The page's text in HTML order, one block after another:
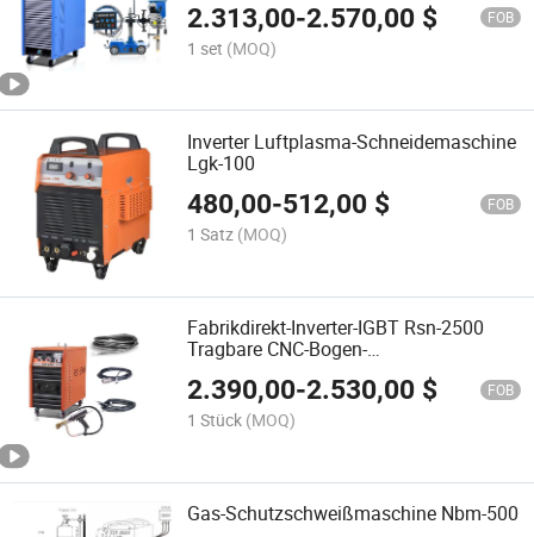
3pH 380V mit MMA- und
Abtragungsfunktion
2.313,00-2.570,00 $ FOB
1 set (MOQ)
Inverter Luftplasma-Schneidemaschine
Lgk-100
480,00-512,00 $ FOB
1 Satz (MOQ)
Fabrikdirekt-Inverter-IGBT Rsn-2500
Tragbare CNC-Bogen-
2.390,00-2.530,00 $ FOB
1 Stück (MOQ)
Gas-Schutzschweißmaschine Nbm-500